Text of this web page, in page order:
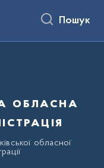
Пошук
обласна
обласної